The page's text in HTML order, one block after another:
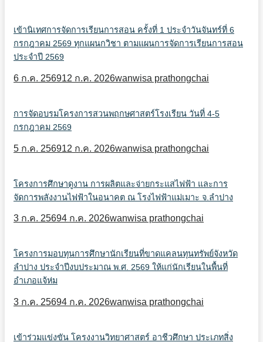
เข้านิเทศการจัดการเรียนการสอน ครั้งที่ 1 ประจำวันจันทร์ที่ 6
กรกฎาคม 2569 ทุกแผนกวิชา ตามแผนการจัดการเรียนการสอน
ประจำปี 2569
6 ก.ค. 256912 ก.ค. 2026wanwisa prathongchai
การจัดอบรมโครงการสวนพฤกษศาสตร์โรงเรียน วันที่ 4-5
กรกฎาคม 2569
5 ก.ค. 256912 ก.ค. 2026wanwisa prathongchai
โครงการศึกษาดูงาน การผลิตและจ่ายกระแสไฟฟ้า และการ
จัดการพลังงานไฟฟ้าในอนาคต ณ โรงไฟฟ้าแม่เมาะ จ.ลำปาง
3 ก.ค. 25694 ก.ค. 2026wanwisa prathongchai
โครงการมอบทุนการศึกษานักเรียนที่ขาดแคลนทุนทรัพย์จังหวัด
ลำปาง ประจำปีงบประมาณ พ.ศ. 2569 ให้แก่นักเรียนในพื้นที่
อำเภอแจ้ห่ม
3 ก.ค. 25694 ก.ค. 2026wanwisa prathongchai
เข้าร่วมแข่งขัน โครงงานวิทยาศาสตร์ อาชีวศึกษา ประเภทสิ่ง